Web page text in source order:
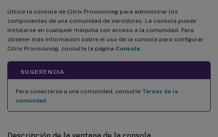
Utilice la consola de Citrix Provisioning para administrar los
componentes de una comunidad de servidores. La consola puede
instalarse en cualquier máquina con acceso a la comunidad. Para
obtener más información sobre el uso de la consola para configurar
Citrix Provisioning, consulte la página Consola
SUGERENCIA
Para conectarse a una comunidad, consulte Tareas de la
comunidad